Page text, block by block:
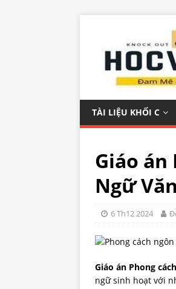
TÀI LIỆU KHỐI C
Giáo án
Ngữ
6 Th12 2024
Giáo án Phong
ngữ sinh hoạt với